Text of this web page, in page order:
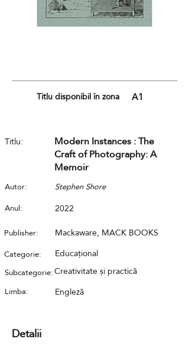
Titlu disponibil în zona A1
Titlu:
Modern Instances : The
Craft of Photography: A
Memoir
Autor:
Stephen Shore
Anul:
2022
Publisher: Mackaware, MACK BOOKS
Categorie: Educațional
Subcategorie:Creativitate și practică
Limba: Engleză
Detalii